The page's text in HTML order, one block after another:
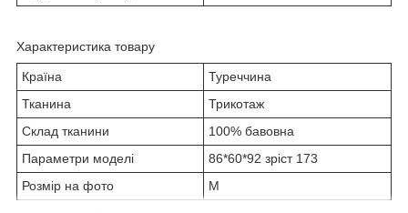
Характеристика товару
Країна
Туреччина
Тканина
Трикотаж
Склад тканини
100% бавовна
Параметри моделі
86*60*92 зріст 173
Розмір на фото
M